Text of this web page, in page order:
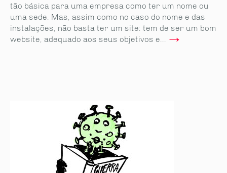
tão básica para uma empresa como ter um nome ou
uma sede. Mas, assim como no caso do nome e das
instalações, não basta ter um site: tem de ser um bom
website, adequado aos seus objetivos e...→